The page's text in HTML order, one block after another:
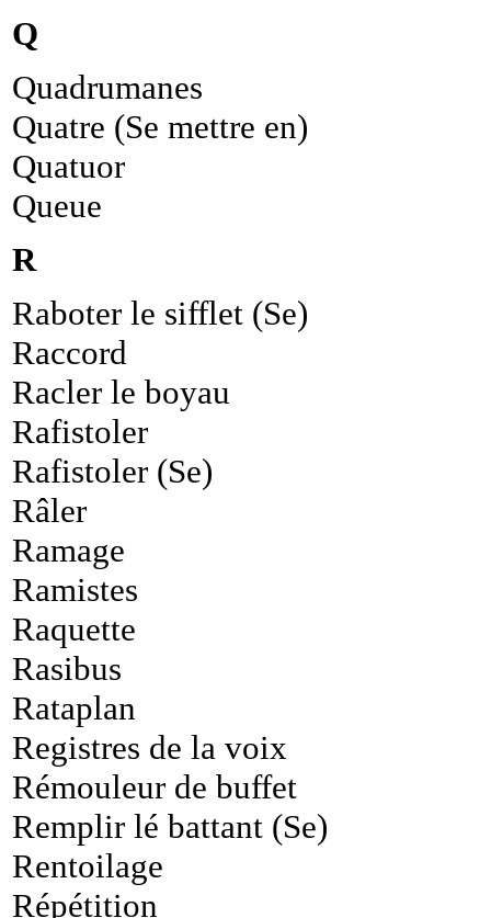
Q
Quadrumanes
Quatre (Se mettre en)
Quatuor
Queue
R
Raboter le sifflet (Se)
Raccord
Racler le boyau
Rafistoler
Rafistoler (Se)
Râler
Ramage
Ramistes
Raquette
Rasibus
Rataplan
Registres de la voix
Rémouleur de buffet
Remplir lé battant (Se)
Rentoilage
Répétition